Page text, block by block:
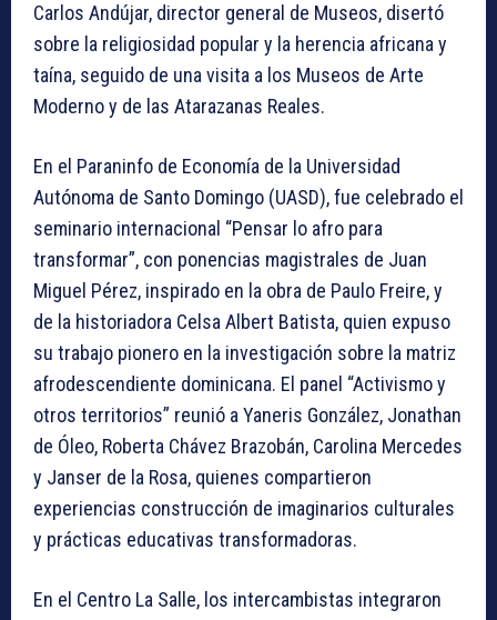
Carlos Andújar, director general de Museos, disertó
sobre la religiosidad popular y la herencia africana y
taína, seguido de una visita a los Museos de Arte
Moderno y de las Atarazanas Reales.
En el Paraninfo de Economía de la Universidad
Autónoma de Santo Domingo (UASD), fue celebrado el
seminario internacional “Pensar lo afro para
transformar”, con ponencias magistrales de Juan
Miguel Pérez, inspirado en la obra de Paulo Freire, y
de la historiadora Celsa Albert Batista, quien expuso
su trabajo pionero en la investigación sobre la matriz
afrodescendiente dominicana. El panel “Activismo y
otros territorios” reunió a Yaneris González, Jonathan
de Óleo, Roberta Chávez Brazobán, Carolina Mercedes
y Janser de la Rosa, quienes compartieron
experiencias construcción de imaginarios culturales
y prácticas educativas transformadoras.
En el Centro La Salle, los intercambistas integraron